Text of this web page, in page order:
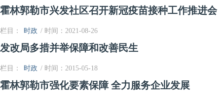
霍林郭勒市兴发社区召开新冠疫苗接种工作推进会
栏目： 时政 / 时间：2021-08-26
发改局多措并举保障和改善民生
栏目： 时政 / 时间：2015-05-18
霍林郭勒市强化要素保障 全力服务企业发展